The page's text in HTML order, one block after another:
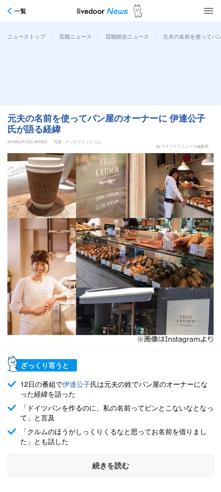
一覧
ニューストップ > 芸能ニュース > 芸能総合ニュース > 元夫の名前を使ってパ
元夫の名前を使ってパン屋のオーナーに 伊達公子
氏が語る経緯
2018年4月13日 4時56分
写真：ナリナリドットコム
by ライブドアニュース編集部
ざっくり言うと
12日の番組で伊達公子氏は元夫の姓でパン屋のオーナーにな
った経緯を語った
「ドイツパンを作るのに、私の名前ってピンとこないなとなっ
て」と言及
「クルムのほうがしっくりくるなと思ってお名前を借りまし
た」とも話した
続きを読む